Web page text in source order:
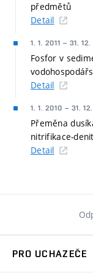
předmětů
Detail
1. 1. 2011 – 31. 12.
Fosfor v
Detail
1. 1. 2010 – 31.
Přeměna
nitrifikace-
Detail
PRO UCHAZEČE